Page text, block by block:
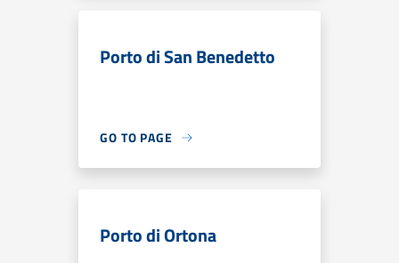
Porto di San Benedetto
GO TO PAGE
Porto di Ortona